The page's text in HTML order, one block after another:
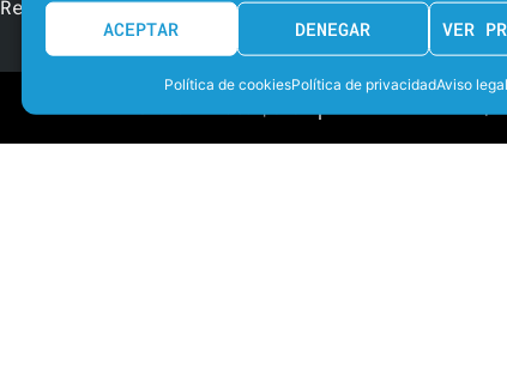
ACEPTAR DENEGAR VER
Política de cookiesPolítica de privacidadAviso legal
Real Federación Española de Natación